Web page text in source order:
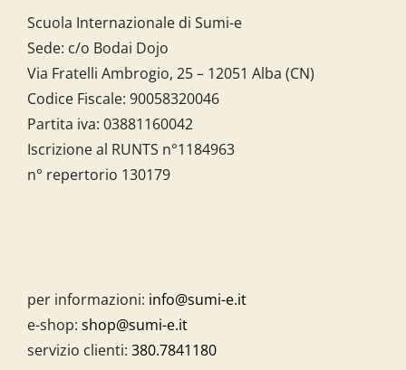
Scuola Internazionale di Sumi-e
Sede: c/o Bodai Dojo
Via Fratelli Ambrogio, 25 – 12051 Alba (CN)
Codice Fiscale: 90058320046
Partita iva: 03881160042
Iscrizione al RUNTS n°1184963
n° repertorio 130179
per informazioni: info@sumi-e.it
e-shop: shop@sumi-e.it
servizio clienti: 380.7841180